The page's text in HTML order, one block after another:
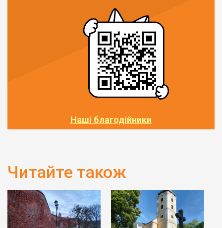
Наші благодійники
Читайте також